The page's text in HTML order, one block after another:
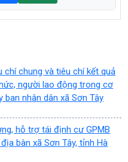
chí chung và tiêu chí kết quả
người lao động trong cơ
nhân dân xã Sơn Tây
hỗ trợ tái định cư GPMB
bàn xã Sơn Tây, tỉnh Hà